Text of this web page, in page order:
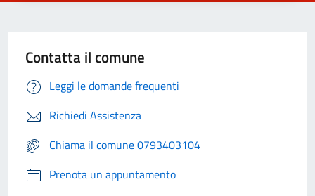
Contatta il comune
Leggi le domande frequenti
Richiedi Assistenza
Chiama il comune 0793403104
Prenota un appuntamento